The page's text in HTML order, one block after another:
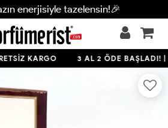
enerjisiyle tazelensin!🎉
KARGO 3 AL 2 ÖDE BAŞLADI! |